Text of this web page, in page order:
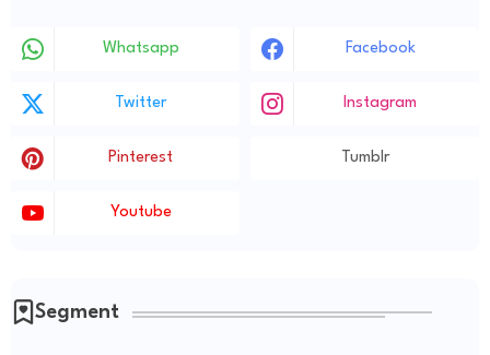
Whatsapp Facebook
Twitter Instagram
Pinterest Tumblr
Youtube
Segment